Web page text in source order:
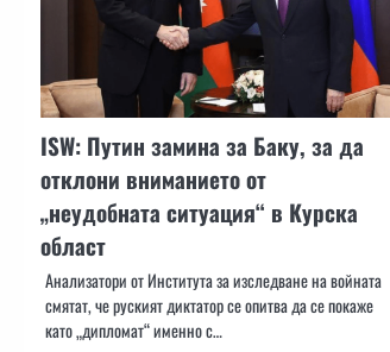
ISW: Путин замина за Баку, за да
отклони вниманието от
„неудобната ситуация“ в Курска
област
Анализатори от Института за изследване на войната
смятат, че руският диктатор се опитва да се покаже
като „дипломат“ именно с…